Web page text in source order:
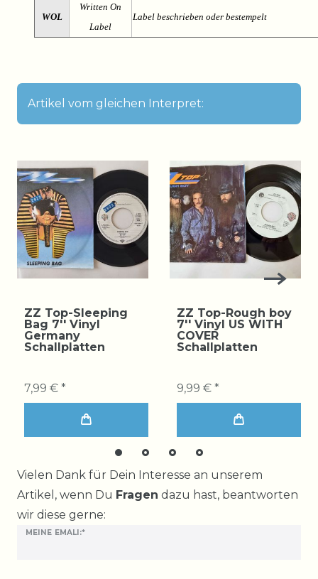
WOL
Written On
Label
Label beschrieben oder bestempelt
Artikel vom gleichen Interpret:
ZZ Top-Sleeping
Bag 7'' Vinyl
Germany
Schallplatten
7,99 € *
ZZ Top-Rough boy
7'' Vinyl US WITH
COVER
Schallplatten
9,99 € *
Vielen Dank für Dein Interesse an unserem
Artikel, wenn Du Fragen dazu hast, beantworten
wir diese gerne:
MEINE EMALI:*
Ceres::Template.mailFormHoneypotLabel